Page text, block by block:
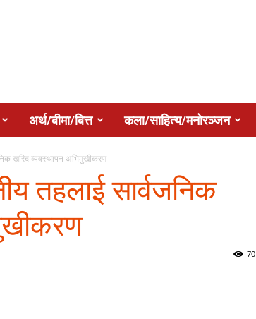
अर्थ/बीमा/बित्त कला/साहित्य/मनोरञ्जन
खरिद व्यवस्थापन अभिमुखीकरण
तहलाई सार्वजनिक
70